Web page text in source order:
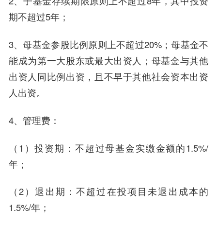
期不超过5年；
3、母基金参股比例原则上不超过20%；母基金不
能成为第一大股东或最大出资人；母基金与其他
出资人同比例出资，且不早于其他社会资本出资
人出资。
4、管理费：
（1）投资期：不超过母基金实缴金额的1.5%/
年；
（2）退出期：不超过在投项目未退出成本的
1.5%/年；